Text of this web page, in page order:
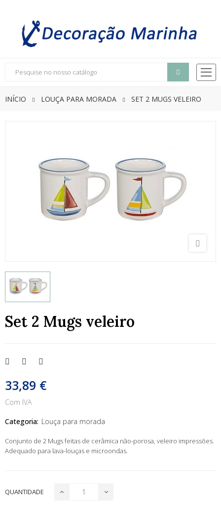
INÍCIO LOUÇA PARA MORADA SET 2 MUGS VELEIRO
Set 2 Mugs veleiro
33,89 €
Com IVA
Categoria: Louça para morada
Conjunto de 2 Mugs feitas de cerâmica não-porosa, veleiro impressões.
Adequado para lava-louças e microondas.
QUANTIDADE